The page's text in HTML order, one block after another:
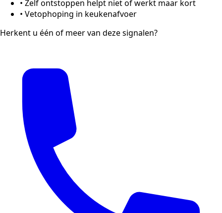
• Zelf ontstoppen helpt niet of werkt maar kort
• Vetophoping in keukenafvoer
Herkent u één of meer van deze signalen?